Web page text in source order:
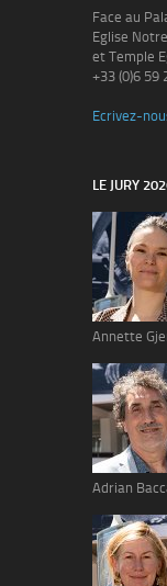
Face au
Eglise
et Temple
+33 (0)6 59
Ecrivez-
LE JURY
Annette
Adrian